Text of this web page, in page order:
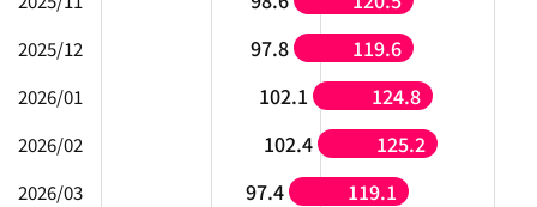
2025/12 97.8 119.6
2026/01 102.1 124.8
2026/02 102.4 125.2
2026/03 97.4 119.1